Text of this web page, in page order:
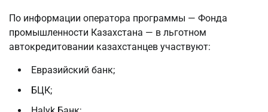
По информации оператора программы — Фонда
промышленности Казахстана — в льготном
автокредитовании казахстанцев участвуют:
Евразийский банк;
БЦК;